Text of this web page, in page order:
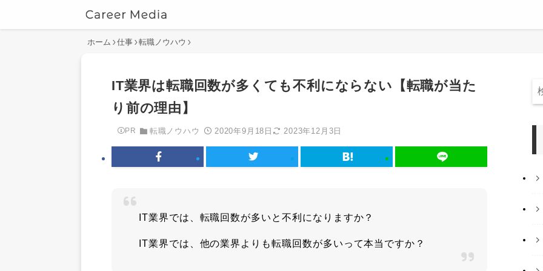
ホーム 仕事 転職ノウハウ
IT業界は転職回数が多くても不利にならない【転職が当た
り前の理由】
PR 転職ノウハウ 2020年9月18日 2023年12月3日
IT業界では、転職回数が多いと不利になりますか？
IT業界では、他の業界よりも転職回数が多いって本当ですか？